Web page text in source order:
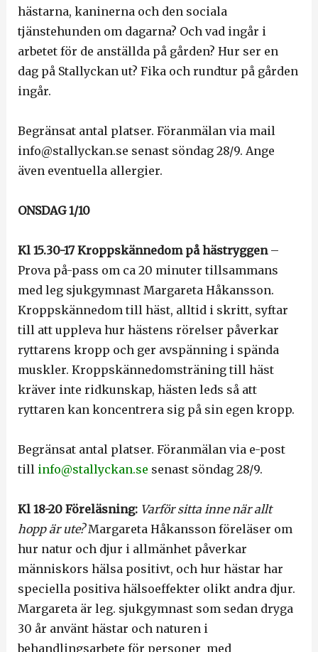
hästarna, kaninerna och den sociala
tjänstehunden om dagarna? Och vad ingår i
arbetet för de anställda på gården? Hur ser en
dag på Stallyckan ut? Fika och rundtur på gården
ingår.
Begränsat antal platser. Föranmälan via mail
info@stallyckan.se senast söndag 28/9. Ange
även eventuella allergier.
ONSDAG 1/10
Kl 15.30-17 Kroppskännedom på hästryggen–
Prova på-pass om ca 20 minuter tillsammans
med leg sjukgymnast Margareta Håkansson.
Kroppskännedom till häst, alltid i skritt, syftar
till att uppleva hur hästens rörelser påverkar
ryttarens kropp och ger avspänning i spända
muskler. Kroppskännedomsträning till häst
kräver inte ridkunskap, hästen leds så att
ryttaren kan koncentrera sig på sin egen kropp.
Begränsat antal platser. Föranmälan via e-post
till info@stallyckan.se senast söndag 28/9.
Kl 18-20 Föreläsning: Varför sitta inne när allt
hopp är ute?Margareta Håkansson föreläser om
hur natur och djur i allmänhet påverkar
människors hälsa positivt, och hur hästar har
speciella positiva hälsoeffekter olikt andra djur.
Margareta är leg. sjukgymnast som sedan dryga
30 år använt hästar och naturen i
behandlingsarbete för personer med